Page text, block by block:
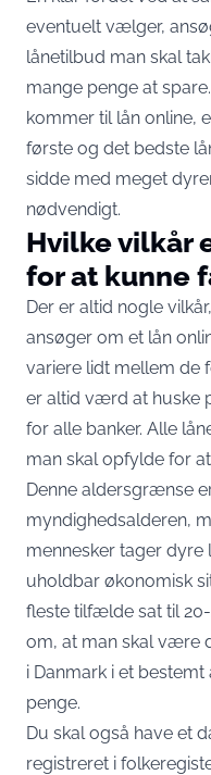
eventuelt vælger,
lånetilbud man skal
mange penge at
kommer til lån online,
første og det bedste
sidde med meget
nødvendigt.
Hvilke vilkår
for at kunne
Der er altid nogle
ansøger om et lån
variere lidt mellem de
er altid værd at huske
for alle banker. Alle
man skal opfylde for
Denne aldersgrænse
myndighedsalderen,
mennesker tager
uholdbar økonomisk
fleste tilfælde sat til
om, at man skal være
i Danmark i et
penge.
Du skal også have et
registreret i